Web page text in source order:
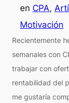
en CPA,
Motivación
Recientemente
semanales con
trabajar con
rentabilidad del
me gustaría